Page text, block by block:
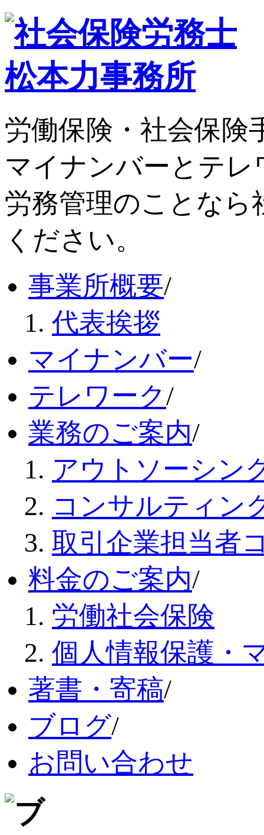
労働保険・社会保険
マイナンバーとテ
労務管理のことなら
ください。
事業所概要/
代表挨拶
マイナンバー/
テレワーク/
業務のご案内/
アウトソーシン
コンサルティン
取引企業担当者
料金のご案内/
労働社会保険
個人情報保護・
著書・寄稿/
ブログ/
お問い合わせ